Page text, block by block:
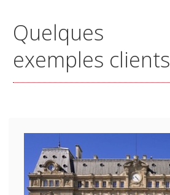
Quelques
exemples clients